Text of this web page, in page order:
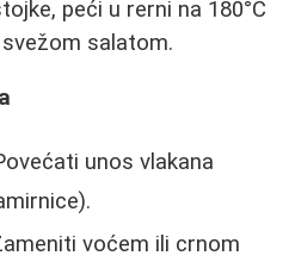
peći u rerni na 180°C
salatom.
unos vlakana
voćem ili crnom